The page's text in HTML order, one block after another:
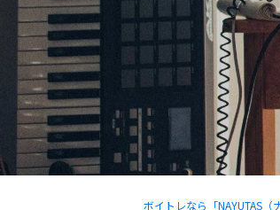
ボイトレなら「NAYUTAS（